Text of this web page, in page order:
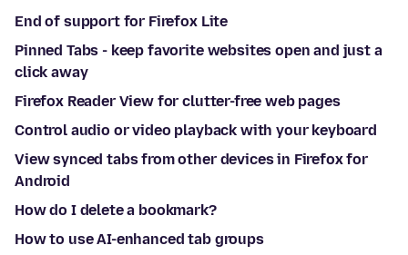
End of support for Firefox Lite
Pinned Tabs - keep favorite websites open and just a
click away
Firefox Reader View for clutter-free web pages
Control audio or video playback with your keyboard
View synced tabs from other devices in Firefox for
Android
How do I delete a bookmark?
How to use AI-enhanced tab groups